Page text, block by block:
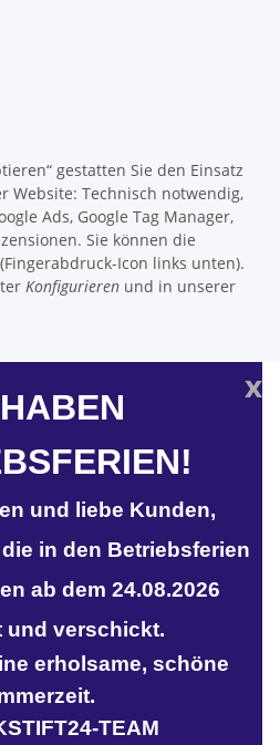
gestatten Sie den Einsatz
Website: Technisch notwendig,
Ads, Google Tag Manager,
Sie können die
Icon links unten).
Konfigurieren und in unserer
x
und liebe Kunden,
in den Betriebsferien
ab dem 24.08.2026
und verschickt.
erholsame, schöne
TEAM